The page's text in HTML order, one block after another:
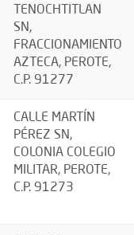
TENOCHTITLAN
SN,
FRACCIONAMIENTO
AZTECA, PEROTE,
C.P. 91277
CALLE MARTÍN
PÉREZ SN,
COLONIA COLEGIO
MILITAR, PEROTE,
C.P. 91273